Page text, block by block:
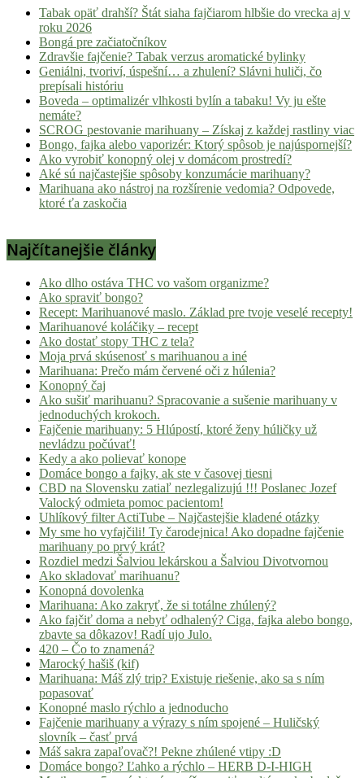
lifestyle.
Klikni
nalaď
pohodu.
Tabak opäť drahší? Štát siaha fajčiarom hlbšie do vrecka aj v
roku 2026
Bongá pre začiatočníkov
Zdravšie fajčenie? Tabak verzus aromatické bylinky
Geniálni, tvoriví, úspešní… a zhulení? Slávni huliči, čo
prepísali históriu
Boveda – optimalizér vlhkosti bylín a tabaku! Vy ju ešte
nemáte?
SCROG pestovanie marihuany – Získaj z každej rastliny viac
Bongo, fajka alebo vaporizér: Ktorý spôsob je najúspornejší?
Ako vyrobiť konopný olej v domácom prostredí?
Aké sú najčastejšie spôsoby konzumácie marihuany?
Marihuana ako nástroj na rozšírenie vedomia? Odpovede,
ktoré ťa zaskočia
Najčítanejšie články
Ako dlho ostáva THC vo vašom organizme?
Ako spraviť bongo?
Recept: Marihuanové maslo. Základ pre tvoje veselé recepty!
Marihuanové koláčiky – recept
Ako dostať stopy THC z tela?
Moja prvá skúsenosť s marihuanou a iné
Marihuana: Prečo mám červené oči z húlenia?
Konopný čaj
Ako sušiť marihuanu? Spracovanie a sušenie marihuany v
jednoduchých krokoch.
Fajčenie marihuany: 5 Hlúpostí, ktoré ženy húličky už
nevládzu počúvať!
Kedy a ako polievať konope
Domáce bongo a fajky, ak ste v časovej tiesni
CBD na Slovensku zatiaľ nezlegalizujú !!! Poslanec Jozef
Valocký odmieta pomoc pacientom!
Uhlíkový filter ActiTube – Najčastejšie kladené otázky
My sme ho vyfajčili! Ty čarodejnica! Ako dopadne fajčenie
marihuany po prvý krát?
Rozdiel medzi Šalviou lekárskou a Šalviou Divotvornou
Ako skladovať marihuanu?
Konopná dovolenka
Marihuana: Ako zakryť, že si totálne zhúlený?
Ako fajčiť doma a nebyť odhalený? Ciga, fajka alebo bongo,
zbavte sa dôkazov! Radí ujo Julo.
420 – Čo to znamená?
Marocký hašiš (kif)
Marihuana: Máš zlý trip? Existuje riešenie, ako sa s ním
popasovať
Konopné maslo rýchlo a jednoducho
Fajčenie marihuany a výrazy s ním spojené – Huličský
slovník – časť prvá
Máš sakra zapaľovač?! Pekne zhúlené vtipy :D
Domáce bongo? Ľahko a rýchlo – HERB D-I-HIGH